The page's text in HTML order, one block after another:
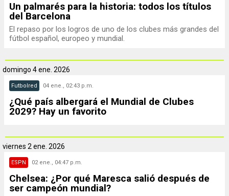
Un palmarés para la historia: todos los títulos
del Barcelona
El repaso por los logros de uno de los clubes más grandes del
fútbol español, europeo y mundial.
domingo 4 ene. 2026
Futbolred 04 ene., 02:43 p.m.
¿Qué país albergará el Mundial de Clubes
2029? Hay un favorito
viernes 2 ene. 2026
ESPN 02 ene., 04:47 p.m.
Chelsea: ¿Por qué Maresca salió después de
ser campeón mundial?